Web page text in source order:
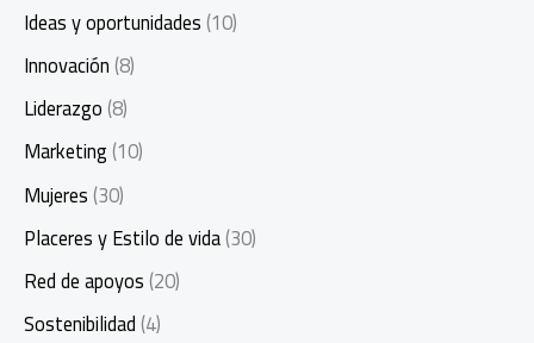
Ideas y oportunidades(10)
Innovación(8)
Liderazgo(8)
Marketing(10)
Mujeres(30)
Placeres y Estilo de vida(30)
Red de apoyos(20)
Sostenibilidad(4)